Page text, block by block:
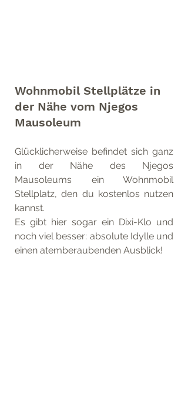
Wohnmobil Stellplätze in
der Nähe vom Njegos
Mausoleum
Glücklicherweise befindet sich ganz
in der Nähe des Njegos
Mausoleums ein Wohnmobil
Stellplatz, den du kostenlos nutzen
kannst.
Es gibt hier sogar ein Dixi-Klo und
noch viel besser: absolute Idylle und
einen atemberaubenden Ausblick!